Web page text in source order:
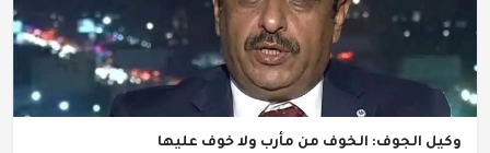
وكيل الجوف: الخوف من مأرب ولا خوف عليها